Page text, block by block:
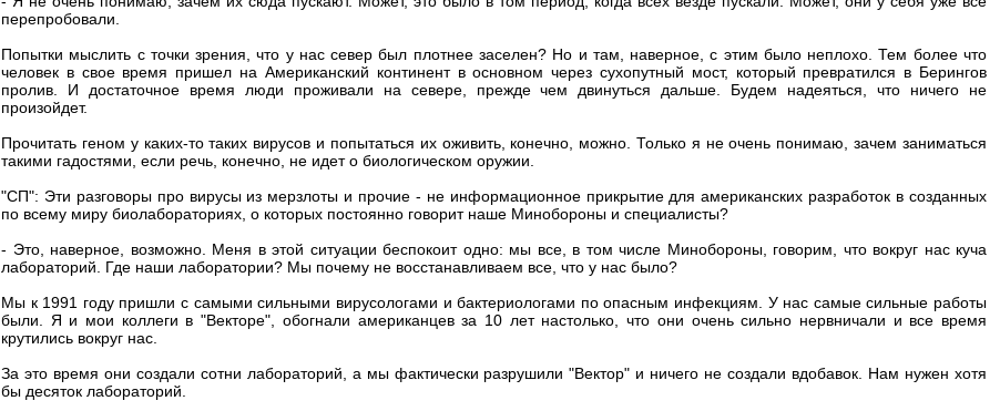
перепробовали.
Попытки мыслить с точки зрения, что у нас север был плотнее заселен? Но и там, наверное, с этим было неплохо. Тем более что
человек в свое время пришел на Американский континент в основном через сухопутный мост, который превратился в Берингов
пролив. И достаточное время люди проживали на севере, прежде чем двинуться дальше. Будем надеяться, что ничего не
произойдет.
Прочитать геном у каких-то таких вирусов и попытаться их оживить, конечно, можно. Только я не очень понимаю, зачем заниматься
такими гадостями, если речь, конечно, не идет о биологическом оружии.
"СП": Эти разговоры про вирусы из мерзлоты и прочие - не информационное прикрытие для американских разработок в созданных
по всему миру биолабораториях, о которых постоянно говорит наше Минобороны и специалисты?
- Это, наверное, возможно. Меня в этой ситуации беспокоит одно: мы все, в том числе Минобороны, говорим, что вокруг нас куча
лабораторий. Где наши лаборатории? Мы почему не восстанавливаем все, что у нас было?
Мы к 1991 году пришли с самыми сильными вирусологами и бактериологами по опасным инфекциям. У нас самые сильные работы
были. Я и мои коллеги в "Векторе", обогнали американцев за 10 лет настолько, что они очень сильно нервничали и все время
крутились вокруг нас.
За это время они создали сотни лабораторий, а мы фактически разрушили "Вектор" и ничего не создали вдобавок. Нам нужен хотя
бы десяток лабораторий.